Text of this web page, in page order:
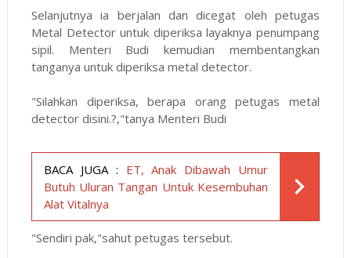
Selanjutnya ia berjalan dan dicegat oleh petugas
Metal Detector untuk diperiksa layaknya penumpang
sipil. Menteri Budi kemudian membentangkan
tanganya untuk diperiksa metal detector.
"Silahkan diperiksa, berapa orang petugas metal
detector disini.?,"tanya Menteri Budi
BACA JUGA : ET, Anak Dibawah Umur
Butuh Uluran Tangan Untuk Kesembuhan
Alat Vitalnya
"Sendiri pak,"sahut petugas tersebut.